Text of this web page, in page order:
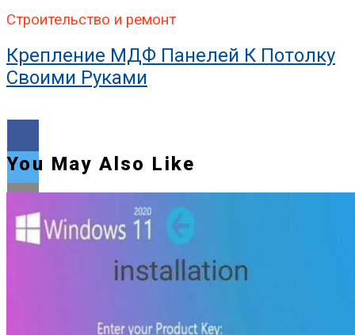
Строительство и ремонт
Крепление МДФ Панелей К Потолку
Своими Руками
Flipboard
You May Also Like